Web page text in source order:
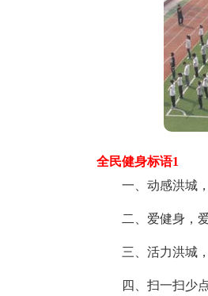
全民健身标语1
一、动感洪城，
二、爱健身，爱
三、活力洪城，“
四、扫一扫少点